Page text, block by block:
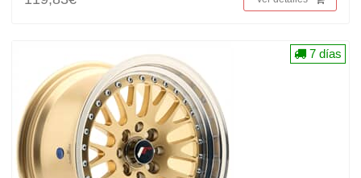
7 días